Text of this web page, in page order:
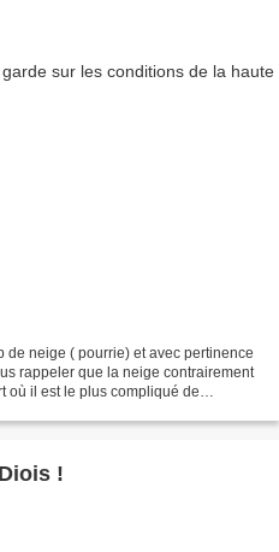
rappeler que la neige contrairement
où il est le plus compliqué de
!